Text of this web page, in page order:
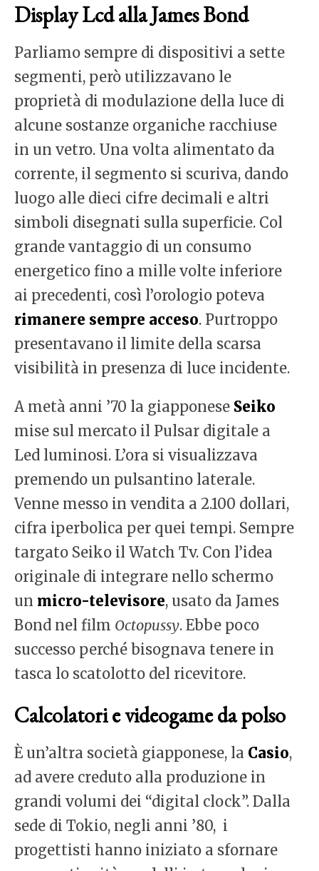
Display Lcd alla James Bond
Parliamo sempre di dispositivi a sette
segmenti, però utilizzavano le
proprietà di modulazione della luce di
alcune sostanze organiche racchiuse
in un vetro. Una volta alimentato da
corrente, il segmento si scuriva, dando
luogo alle dieci cifre decimali e altri
simboli disegnati sulla superficie. Col
grande vantaggio di un consumo
energetico fino a mille volte inferiore
ai precedenti, così l’orologio poteva
rimanere sempre acceso. Purtroppo
presentavano il limite della scarsa
visibilità in presenza di luce incidente.
A metà anni ’70 la giapponese Seiko
mise sul mercato il Pulsar digitale a
Led luminosi. L’ora si visualizzava
premendo un pulsantino laterale.
Venne messo in vendita a 2.100 dollari,
cifra iperbolica per quei tempi. Sempre
targato Seiko il Watch Tv. Con l’idea
originale di integrare nello schermo
un micro-televisore, usato da James
Bond nel film Octopussy. Ebbe poco
successo perché bisognava tenere in
tasca lo scatolotto del ricevitore.
Calcolatori e videogame da polso
È un’altra società giapponese, la Casio,
ad avere creduto alla produzione in
grandi volumi dei “digital clock”. Dalla
sede di Tokio, negli anni ’80, i
progettisti hanno iniziato a sfornare